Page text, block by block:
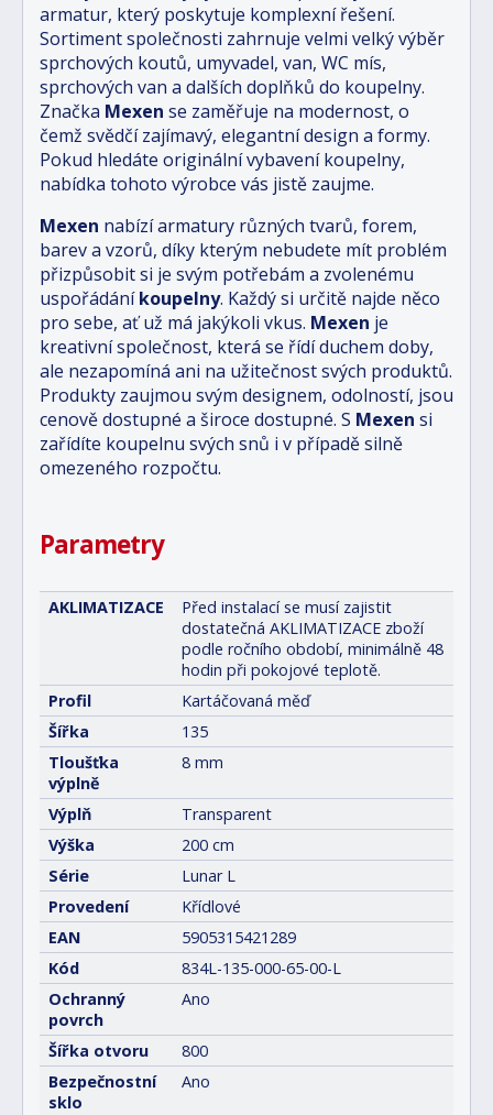
armatur, který poskytuje komplexní řešení.
Sortiment společnosti zahrnuje velmi velký výběr
sprchových koutů, umyvadel, van, WC mís,
sprchových van a dalších doplňků do koupelny.
Značka Mexen se zaměřuje na modernost, o
čemž svědčí zajímavý, elegantní design a formy.
Pokud hledáte originální vybavení koupelny,
nabídka tohoto výrobce vás jistě zaujme.
Mexen nabízí armatury různých tvarů, forem,
barev a vzorů, díky kterým nebudete mít problém
přizpůsobit si je svým potřebám a zvolenému
uspořádáníkoupelny. Každý si určitě najde něco
pro sebe, ať už má jakýkoli vkus. Mexen je
kreativní společnost, která se řídí duchem doby,
ale nezapomíná ani na užitečnost svých produktů.
Produkty zaujmou svým designem, odolností, jsou
cenově dostupné a široce dostupné. S Mexen si
zařídíte koupelnu svých snů i v případě silně
omezeného rozpočtu.
Parametry
AKLIMATIZACE
Před instalací se musí zajistit
dostatečná AKLIMATIZACE zboží
podle ročního období, minimálně 48
hodin při pokojové teplotě.
Profil
Kartáčovaná měď
Šířka
135
Tloušťka
výplně
8 mm
Výplň
Transparent
Výška
200 cm
Série
Lunar L
Provedení
Křídlové
EAN
5905315421289
Kód
834L-135-000-65-00-L
Ochranný
povrch
Ano
Šířka otvoru
800
Bezpečnostní
sklo
Ano